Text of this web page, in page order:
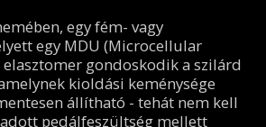
egy fém- vagy
egy MDU (Microcellular
gondoskodik a szilárd
kioldási keménysége
állítható - tehát nem kell
pedálfeszültség mellett